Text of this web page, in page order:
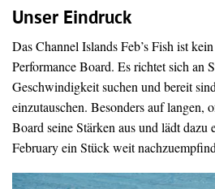
Unser Eindruck
Das Channel Islands Feb’s Fish ist
Performance Board. Es richtet sich an
Geschwindigkeit suchen und bereit
einzutauschen. Besonders auf langen,
Board seine Stärken aus und lädt
February ein Stück weit